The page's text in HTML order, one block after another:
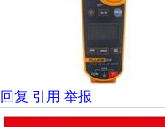
回复 引用 举报